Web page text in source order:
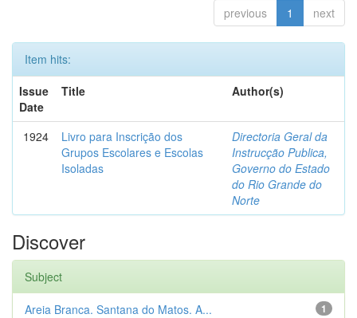
previous 1 next
Item hits:
Issue
Date
Title Author(s)
1924
Livro para Inscrição dos
Grupos Escolares e Escolas
Isoladas
Directoria Geral da
Instrucção Publica,
Governo do Estado
do Rio Grande do
Norte
Discover
Subject
1
Areia Branca. Santana do Matos. A...